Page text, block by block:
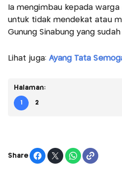
Ia mengimbau kepada
untuk tidak mendekat atau
Gunung Sinabung yang
Lihat juga: Ayang Tata
Halaman:
1 2
Share